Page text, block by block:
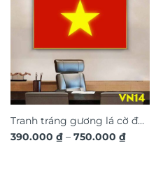
Tranh tráng gương lá cờ đỏ
sao vàng Việt Nam VN14
390.000 ₫ – 750.000 ₫Khoảng